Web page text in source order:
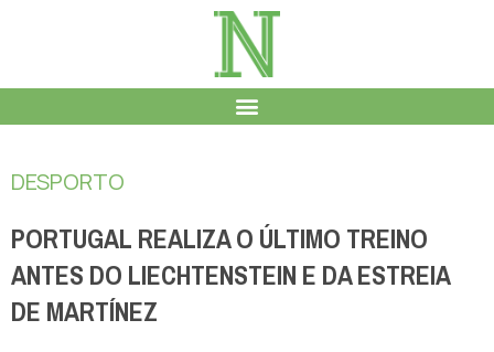
DESPORTO
PORTUGAL REALIZA O ÚLTIMO TREINO
ANTES DO LIECHTENSTEIN E DA ESTREIA
DE MARTÍNEZ